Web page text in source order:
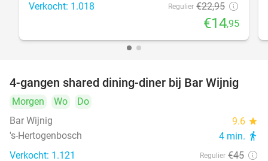
Verkocht: 1.018 Regulier €22,95
€14,95
45%
4-gangen shared dining-diner bij Bar Wijnig
Morgen Wo
Do
Bar Wijnig
9.6 star
's-Hertogenbosch 4 min. directions_walk
Verkocht: 1.121 Regulier €45